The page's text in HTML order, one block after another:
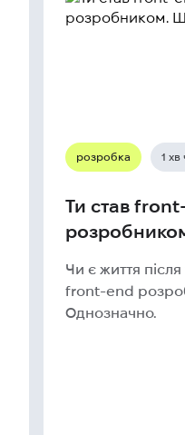
розробка 1 хв
Ти став
Чи є життя після
front-end
Однозначно.